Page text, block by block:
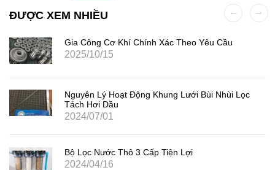
ĐƯỢC XEM NHIỀU
Gia Công Cơ Khí Chính Xác Theo Yêu Cầu
2025/10/15
Nguyên Lý Hoạt Động Khung Lưới Bùi Nhùi Lọc
Tách Hơi Dầu
2024/07/01
Bộ Lọc Nước Thô 3 Cấp Tiện Lợi
2024/04/16